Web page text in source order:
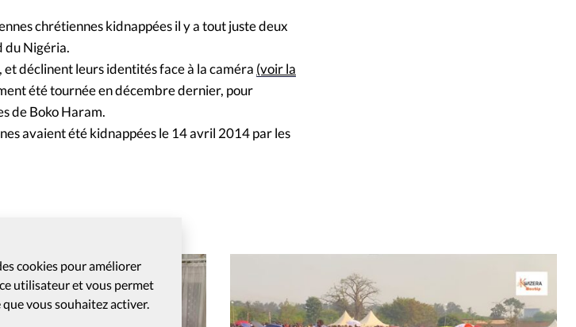
cookies pour améliorer
utilisateur et vous permet
vous souhaitez activer.
Nous contacter
chrétiennes kidnappées il y a tout juste deux
du Nigéria.
déclinent leurs identités face à la caméra (voir la
été tournée en décembre dernier, pour
de Boko Haram.
avaient été kidnappées le 14 avril 2014 par les